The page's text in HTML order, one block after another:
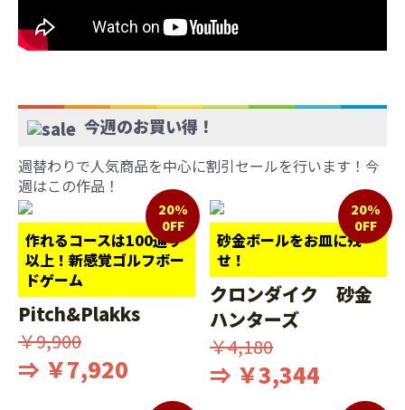
今週のお買い得！
週替わりで人気商品を中心に割引セールを行います！今
週はこの作品！
作れるコースは100通り
以上！新感覚ゴルフボー
ドゲーム
20%
0FF
Pitch&Plakks
￥9,900
⇒ ￥7,920
砂金ボールをお皿に残
せ！
20%
0FF
クロンダイク 砂金
ハンターズ
￥4,180
⇒ ￥3,344